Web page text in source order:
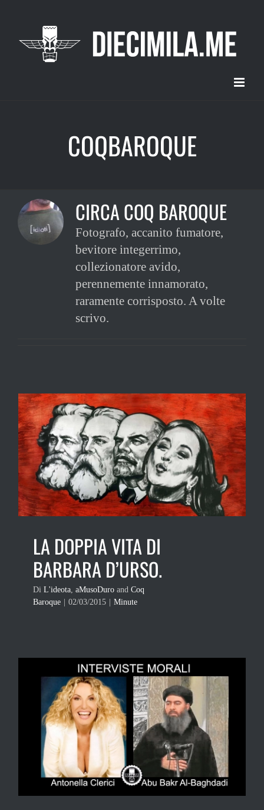
contenuto
COQBAROQUE
CIRCA COQ BAROQUE
Fotografo, accanito fumatore,
bevitore integerrimo,
collezionatore avido,
perennemente innamorato,
raramente corrisposto. A volte
scrivo.
LA DOPPIA VITA DI
BARBARA D’URSO.
Di L'ideota, aMusoDuro and Coq
Baroque
02/03/2015 Minute